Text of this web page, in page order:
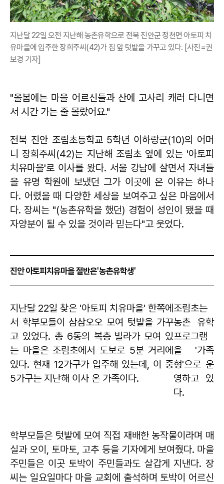
지난달 22일 오전 지난해 농촌유학으로 전북 진안군 정천면 아토피 치
유마을에 입주한 장희주씨(42)가 집 앞 텃밭을 가꾸고 있다. [사진=권
보경 기자]
"올봄에는 마을 어르신들과 산에 고사리 캐러 다니면
서 시간 가는 줄 몰랐어요."
전북 진안 조림초등학교 5학년 이하랑군(10)의 어머
니 장희주씨(42)는 지난해 조림초 옆에 있는 '아토피
치유마을'로 이사를 왔다. 서울 강남에 살면서 자녀들
을 유명 학원에 보냈던 그가 이곳에 온 이유는 하나
다. 어렸을 때 다양한 세상을 보여주고 싶은 마음에서
다. 장씨는 "(농촌유학을 했던) 경험이 성인이 됐을 때
자양분이 될 수 있을 것이라 믿는다"고 웃었다.
진안 아토피치유마을 절반은'농촌유학생'
지난달 22일 찾은 '아토피 치유마을' 한쪽에
서 학부모들이 삼삼오오 모여 텃밭을 가꾸
고 있었다. 총 6동의 복층 빌라가 모여 있
는 마을은 조림초에서 도보로 5분 거리에
있다. 현재 12가구가 입주해 있는데, 이 중
5가구는 지난해 이사 온 가족이다.
조림초는
농촌 유학
프로그램
을 '가족
형'으로 운
영하고 있
다.
학부모들은 텃밭에 모여 직접 재배한 농작물이라며 매
실과 오이, 토마토, 고추 등을 기자에게 보여줬다. 마을
주민들은 이곳 토박이 주민들과도 살갑게 지낸다. 장
씨는 일요일마다 마을 교회에 출석하며 토박이 어르신